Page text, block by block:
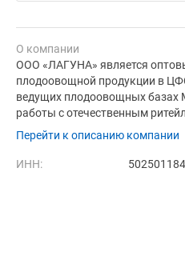
О компании
ООО «ЛАГУНА» является
плодоовощной продукции в
ведущих плодоовощных базах
работы с отечественным
Перейти к описанию компании
ИНН: